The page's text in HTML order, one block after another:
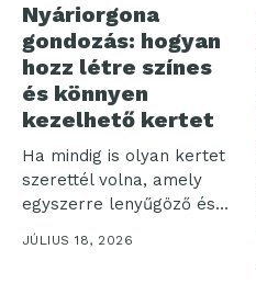
Nyáriorgona
gondozás: hogyan
hozz létre színes
és könnyen
kezelhető kertet
Ha mindig is olyan kertet
szerettél volna, amely
egyszerre lenyűgöző és
nem...
JÚLIUS 18, 2026